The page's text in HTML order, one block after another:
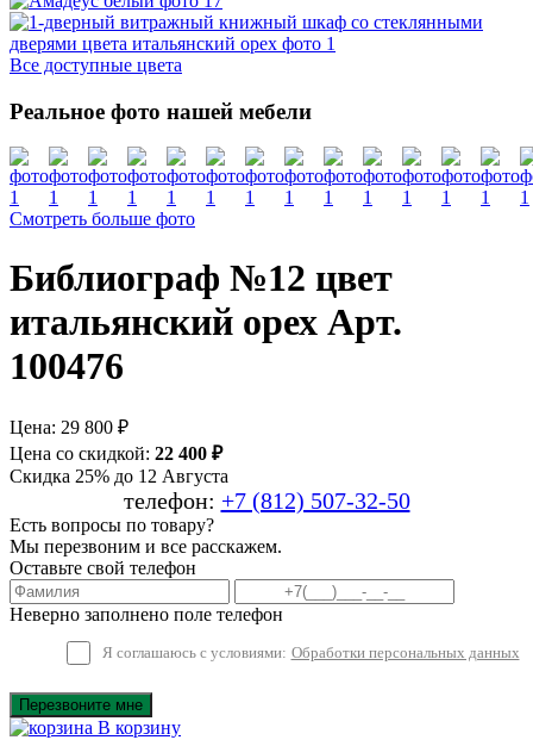
Все доступные цвета
Реальное фото нашей мебели
Смотреть больше фото
Библиограф №12 цвет
итальянский орех Арт.
100476
Цена: 29 800 ₽
Цена со скидкой: 22 400 ₽
Скидка 25% до 12 Августа
телефон: +7 (812) 507-32-50
Есть вопросы по товару?
Мы перезвоним и все расскажем.
Оставьте свой телефон
Неверно заполнено поле телефон
Я соглашаюсь с условиями: Обработки персональных данных
Перезвоните мне
В корзину